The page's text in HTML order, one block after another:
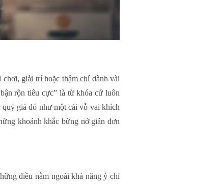
giải trí hoặc thậm chí dành vài
rộn tiêu cực” là từ khóa cứ luôn
giá đó như một cái vỗ vai khích
khoảnh khắc bừng nở giản đơn
điều nằm ngoài khả năng ý chí